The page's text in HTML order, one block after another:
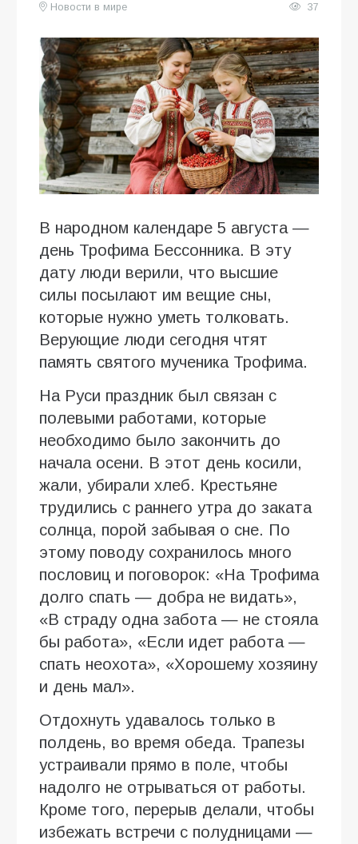
Новости в мире
37
В народном календаре 5 августа —
день Трофима Бессонника. В эту
дату люди верили, что высшие
силы посылают им вещие сны,
которые нужно уметь толковать.
Верующие люди сегодня чтят
память святого мученика Трофима.
На Руси праздник был связан с
полевыми работами, которые
необходимо было закончить до
начала осени. В этот день косили,
жали, убирали хлеб. Крестьяне
трудились с раннего утра до заката
солнца, порой забывая о сне. По
этому поводу сохранилось много
пословиц и поговорок: «На Трофима
долго спать — добра не видать»,
«В страду одна забота — не стояла
бы работа», «Если идет работа —
спать неохота», «Хорошему хозяину
и день мал».
Отдохнуть удавалось только в
полдень, во время обеда. Трапезы
устраивали прямо в поле, чтобы
надолго не отрываться от работы.
Кроме того, перерыв делали, чтобы
избежать встречи с полудницами —